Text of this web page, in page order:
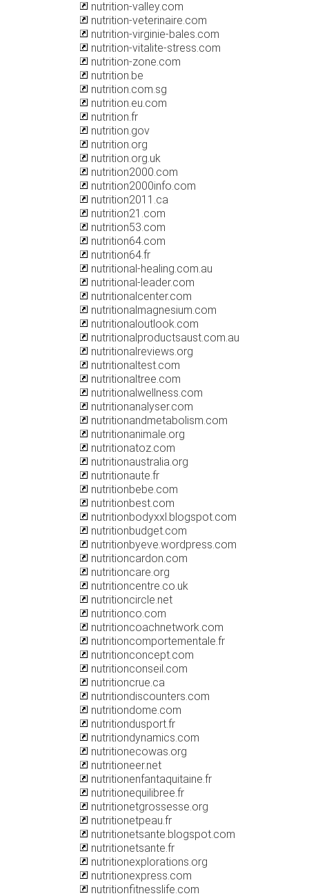
nutrition-valley.com
nutrition-veterinaire.com
nutrition-virginie-bales.com
nutrition-vitalite-stress.com
nutrition-zone.com
nutrition.be
nutrition.com.sg
nutrition.eu.com
nutrition.fr
nutrition.gov
nutrition.org
nutrition.org.uk
nutrition2000.com
nutrition2000info.com
nutrition2011.ca
nutrition21.com
nutrition53.com
nutrition64.com
nutrition64.fr
nutritional-healing.com.au
nutritional-leader.com
nutritionalcenter.com
nutritionalmagnesium.com
nutritionaloutlook.com
nutritionalproductsaust.com.au
nutritionalreviews.org
nutritionaltest.com
nutritionaltree.com
nutritionalwellness.com
nutritionanalyser.com
nutritionandmetabolism.com
nutritionanimale.org
nutritionatoz.com
nutritionaustralia.org
nutritionaute.fr
nutritionbebe.com
nutritionbest.com
nutritionbodyxxl.blogspot.com
nutritionbudget.com
nutritionbyeve.wordpress.com
nutritioncardon.com
nutritioncare.org
nutritioncentre.co.uk
nutritioncircle.net
nutritionco.com
nutritioncoachnetwork.com
nutritioncomportementale.fr
nutritionconcept.com
nutritionconseil.com
nutritioncrue.ca
nutritiondiscounters.com
nutritiondome.com
nutritiondusport.fr
nutritiondynamics.com
nutritionecowas.org
nutritioneer.net
nutritionenfantaquitaine.fr
nutritionequilibree.fr
nutritionetgrossesse.org
nutritionetpeau.fr
nutritionetsante.blogspot.com
nutritionetsante.fr
nutritionexplorations.org
nutritionexpress.com
nutritionfitnesslife.com